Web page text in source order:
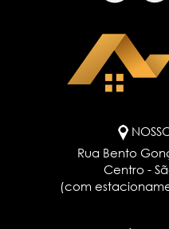
Rua Bento
Centro -
(com